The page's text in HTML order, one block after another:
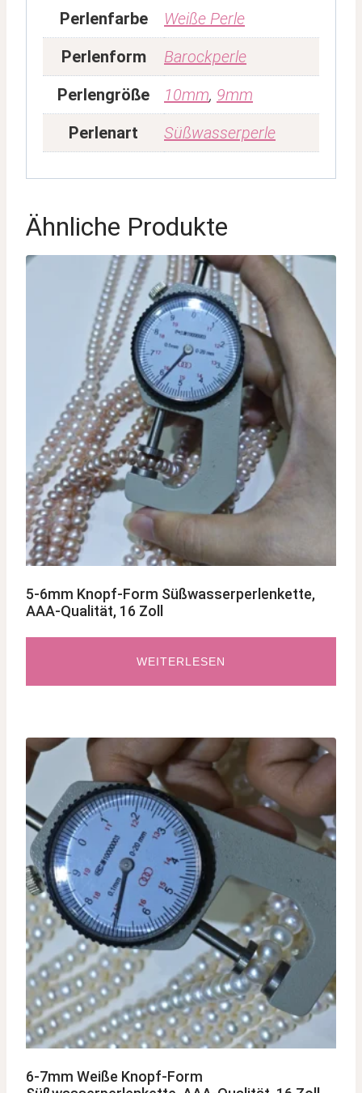
Perlenfarbe
Weiße Perle
Perlenform
Barockperle
Perlengröße
10mm, 9mm
Perlenart
Süßwasserperle
Ähnliche Produkte
5-6mm Knopf-Form Süßwasserperlenkette,
AAA-Qualität, 16 Zoll
WEITERLESEN
6-7mm Weiße Knopf-Form